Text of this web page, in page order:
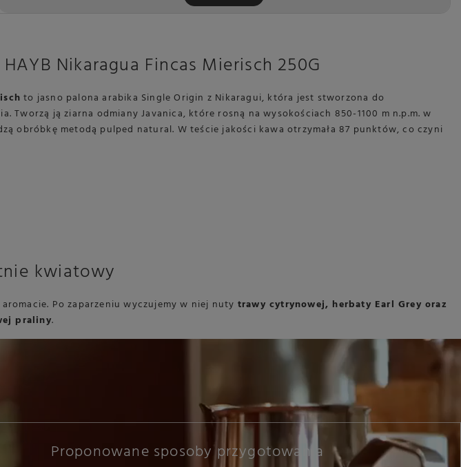
HAYB Nikaragua Fincas Mierisch 250G
to jasno palona arabika Single Origin z Nikaragui, która jest stworzona do
Tworzą ją ziarna odmiany Javanica, które rosną na wysokościach 850-1100 m n.p.m. w
obróbkę metodą pulped natural. W teście jakości kawa otrzymała 87 punktów, co czyni
kwiatowy
Po zaparzeniu wyczujemy w niej nuty trawy cytrynowej, herbaty Earl Grey oraz
praliny.
Proponowane sposoby przygotowania